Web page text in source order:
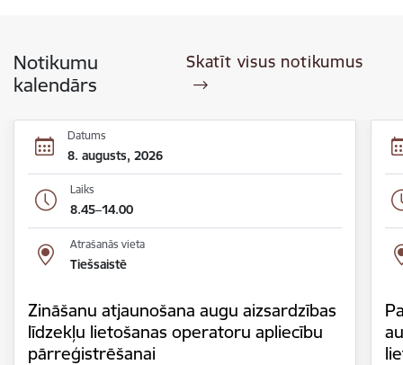
Notikumu
kalendārs
Skatīt visus notikumus
Datums
8. augusts, 2026
Laiks
8.45–14.00
Atrašanās vieta
Tiešsaistē
Zināšanu atjaunošana augu aizsardzības
līdzekļu lietošanas operatoru apliecību
pārreģistrēšanai